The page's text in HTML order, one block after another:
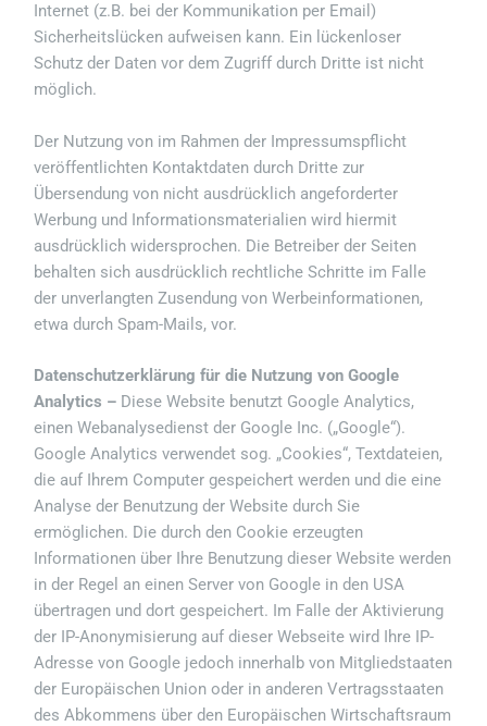
Internet (z.B. bei der Kommunikation per Email)
Sicherheitslücken aufweisen kann. Ein lückenloser
Schutz der Daten vor dem Zugriff durch Dritte ist nicht
möglich.
Der Nutzung von im Rahmen der Impressumspflicht
veröffentlichten Kontaktdaten durch Dritte zur
Übersendung von nicht ausdrücklich angeforderter
Werbung und Informationsmaterialien wird hiermit
ausdrücklich widersprochen. Die Betreiber der Seiten
behalten sich ausdrücklich rechtliche Schritte im Falle
der unverlangten Zusendung von Werbeinformationen,
etwa durch Spam-Mails, vor.
Datenschutzerklärung für die Nutzung von Google
Analytics – Diese Website benutzt Google Analytics,
einen Webanalysedienst der Google Inc. („Google“).
Google Analytics verwendet sog. „Cookies“, Textdateien,
die auf Ihrem Computer gespeichert werden und die eine
Analyse der Benutzung der Website durch Sie
ermöglichen. Die durch den Cookie erzeugten
Informationen über Ihre Benutzung dieser Website werden
in der Regel an einen Server von Google in den USA
übertragen und dort gespeichert. Im Falle der Aktivierung
der IP-Anonymisierung auf dieser Webseite wird Ihre IP-
Adresse von Google jedoch innerhalb von Mitgliedstaaten
der Europäischen Union oder in anderen Vertragsstaaten
des Abkommens über den Europäischen Wirtschaftsraum